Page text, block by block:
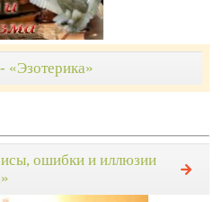
ошибки и иллюзии